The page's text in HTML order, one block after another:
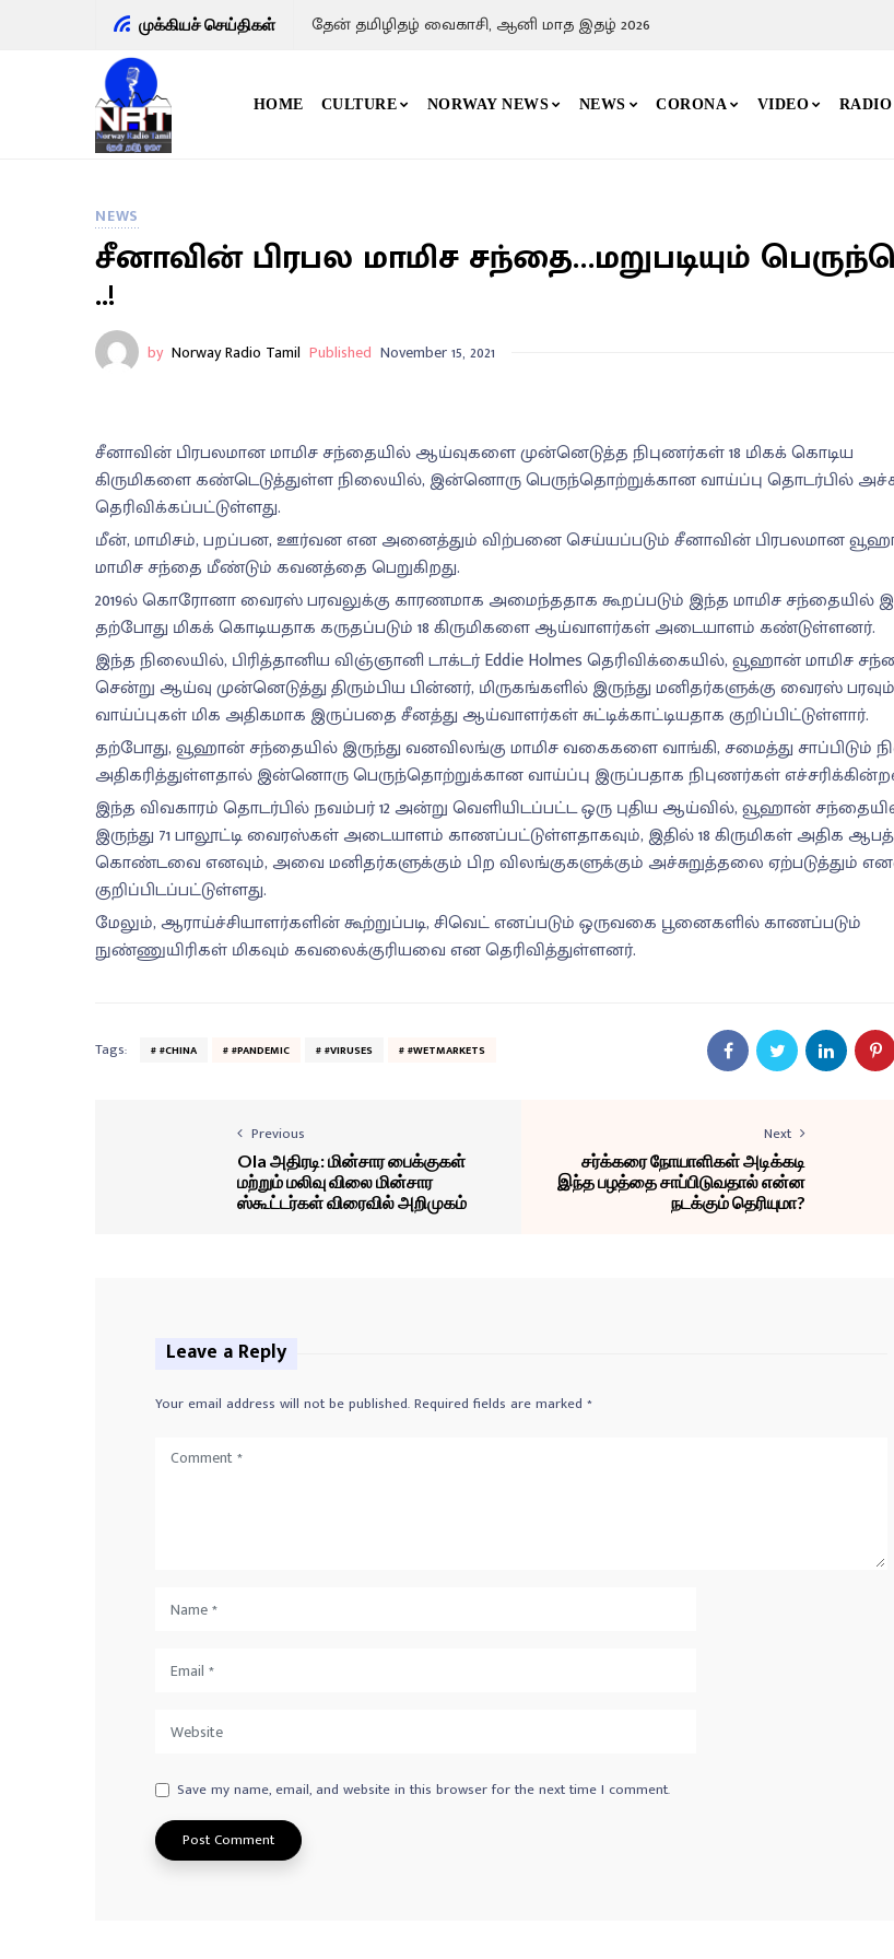
முக்கியச் செய்திகள் தேன் தமிழிதழ் வைகாசி, ஆனி மாத இதழ் 2026
HOME CULTURE NORWAY NEWS NEWS CORONA VIDEO RADIO
NEWS
சீனாவின் பிரபல மாமிச சந்தை…மறுபடியும்
..!
by Norway Radio Tamil Published November 15, 2021
சீனாவின் பிரபலமான மாமிச சந்தையில் ஆய்வுகளை முன்னெடுத்த நிபுணர்கள் 18 மிகக் கொடிய
கிருமிகளை கண்டெடுத்துள்ள நிலையில், இன்னொரு பெருந்தொற்றுக்கான வாய்ப்பு தொடர்பில்
தெரிவிக்கப்பட்டுள்ளது.
மீன், மாமிசம், பறப்பன, ஊர்வன என அனைத்தும் விற்பனை செய்யப்படும் சீனாவின் பிரபலமான
மாமிச சந்தை மீண்டும் கவனத்தை பெறுகிறது.
2019ல் கொரோனா வைரஸ் பரவலுக்கு காரணமாக அமைந்ததாக கூறப்படும் இந்த மாமிச சந்தையில்
தற்போது மிகக் கொடியதாக கருதப்படும் 18 கிருமிகளை ஆய்வாளர்கள் அடையாளம் கண்டுள்ளனர்.
இந்த நிலையில், பிரித்தானிய விஞ்ஞானி டாக்டர் Eddie Holmes தெரிவிக்கையில், வூஹான் மாமிச
சென்று ஆய்வு முன்னெடுத்து திரும்பிய பின்னர், மிருகங்களில் இருந்து மனிதர்களுக்கு வைரஸ் பரவும்
வாய்ப்புகள் மிக அதிகமாக இருப்பதை சீனத்து ஆய்வாளர்கள் சுட்டிக்காட்டியதாக குறிப்பிட்டுள்ளார்.
தற்போது, வூஹான் சந்தையில் இருந்து வனவிலங்கு மாமிச வகைகளை வாங்கி, சமைத்து சாப்பிடும்
அதிகரித்துள்ளதால் இன்னொரு பெருந்தொற்றுக்கான வாய்ப்பு இருப்பதாக நிபுணர்கள்
இந்த விவகாரம் தொடர்பில் நவம்பர் 12 அன்று வெளியிடப்பட்ட ஒரு புதிய ஆய்வில், வூஹான்
இருந்து 71 பாலூட்டி வைரஸ்கள் அடையாளம் காணப்பட்டுள்ளதாகவும், இதில் 18 கிருமிகள் அதிக
கொண்டவை எனவும், அவை மனிதர்களுக்கும் பிற விலங்குகளுக்கும் அச்சுறுத்தலை ஏற்படுத்தும்
குறிப்பிடப்பட்டுள்ளது.
மேலும், ஆராய்ச்சியாளர்களின் கூற்றுப்படி, சிவெட் எனப்படும் ஒருவகை பூனைகளில் காணப்படும்
நுண்ணுயிரிகள் மிகவும் கவலைக்குரியவை என தெரிவித்துள்ளனர்.
Tags: #CHINA #PANDEMIC #VIRUSES #WETMARKETS
Previous
Ola அதிரடி: மின்சார பைக்குகள்
மற்றும் மலிவு விலை மின்சார
ஸ்கூட்டர்கள் விரைவில் அறிமுகம்
Next
சர்க்கரை நோயாளிகள் அடிக்கடி
இந்த பழத்தை சாப்பிடுவதால் என்ன
நடக்கும் தெரியுமா?
Leave a Reply
Your email address will not be published.Required fields are marked *
Save my name, email, and website in this browser for the next time I comment.